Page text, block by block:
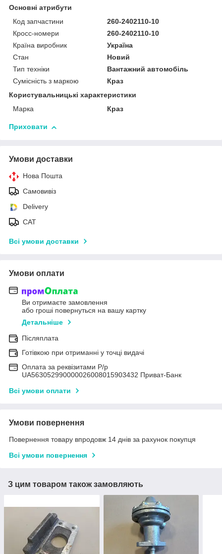
Основні атрибути
Код запчастини
260-2402110-10
Кросс-номери
260-2402110-10
Країна виробник
Україна
Стан
Новий
Тип техніки
Вантажний автомобіль
Сумісність з маркою
Краз
Користувальницькі характеристики
Марка
Краз
Приховати
Умови доставки
Нова Пошта
Самовивіз
Delivery
САТ
Всі умови доставки
Умови оплати
Ви отримаєте замовлення
або гроші повернуться на вашу картку
Детальніше
Післяплата
Готівкою при отриманні у точці видачі
Оплата за реквізитами Р/р
UA563052990000026008015903432 Приват-Банк
Всі умови оплати
Умови повернення
Повернення товару впродовж 14 днів за рахунок покупця
Всі умови повернення
З цим товаром також замовляють